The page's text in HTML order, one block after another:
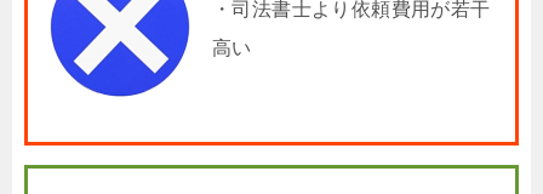
・司法書士より依頼費用が若干
高い